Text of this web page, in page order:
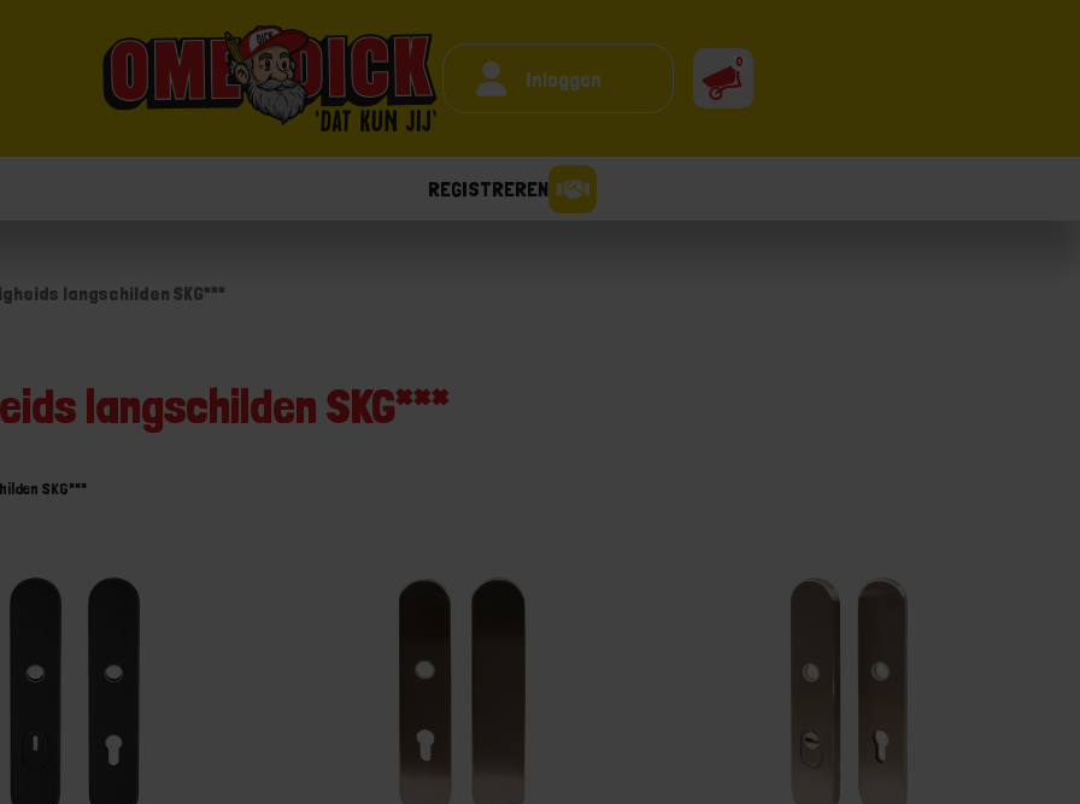
Inloggen
0
REGISTREREN
langschilden SKG***
langschilden SKG***
SKG***